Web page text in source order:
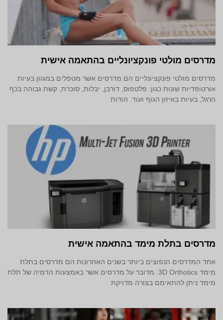
מדרסים מולטי פונקציונליים בהתאמה אישית
מדרסים מולטי פונקציונליים הם מדרסים אשר מטפלים במגוון בעיות
אורטופדיות שונות כגון: פלטפוס, דורבן, יבלות, סוכרת, קשת גבוהה בכף
הרגל, בעיות באיזון הגוף ועוד. הודות
מדרסים בתלת מימד‎ בהתאמה אישית
אחד המדרסים הנפוצים ביותר בשנים האחרונות הם מדרסים בתלת
מימד 3D Orthotics. מדובר על מדרסים אשר באמצעות הדמיה של תלת
מימד ניתן להתאימם בצורה מדויקת